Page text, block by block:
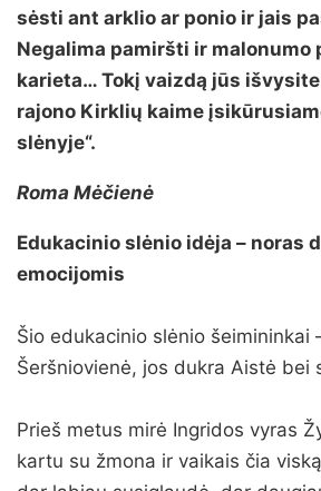
sėsti ant arklio ar ponio ir jais
Negalima pamiršti ir malonumo
karieta… Tokį vaizdą jūs
rajono Kirklių kaime
slėnyje“.
Roma Mėčienė
Edukacinio slėnio idėja – noras
emocijomis
Šio edukacinio slėnio šeimininkai
Šeršniovienė, jos dukra Aistė bei
Prieš metus mirė Ingridos vyras
kartu su žmona ir vaikais čia